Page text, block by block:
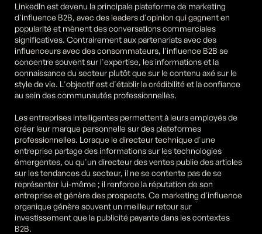
LinkedIn est devenu la principale plateforme de marketing
d'influence B2B, avec des leaders d'opinion qui gagnent en
popularité et mènent des conversations commerciales
significatives. Contrairement aux partenariats avec des
influenceurs avec des consommateurs, l'influence B2B se
concentre souvent sur l'expertise, les informations et la
connaissance du secteur plutôt que sur le contenu axé sur le
style de vie. L'objectif est d'établir la crédibilité et la confiance
au sein des communautés professionnelles.
Les entreprises intelligentes permettent à leurs employés de
créer leur marque personnelle sur des plateformes
professionnelles. Lorsque le directeur technique d'une
entreprise partage des informations sur les technologies
émergentes, ou qu'un directeur des ventes publie des articles
sur les tendances du secteur, il ne se contente pas de se
représenter lui-même ; il renforce la réputation de son
entreprise et génère des prospects. Ce marketing d'influence
organique génère souvent un meilleur retour sur
investissement que la publicité payante dans les contextes
B2B.